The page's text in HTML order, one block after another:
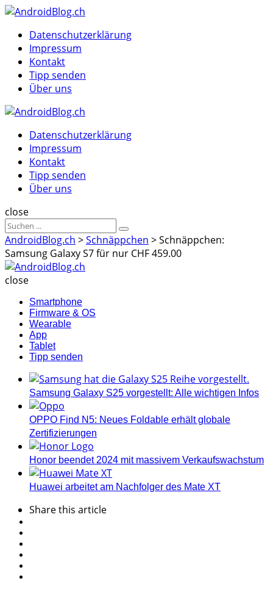
Menu
MenuDatenschutzerklärung
Impressum
Kontakt
Tipp senden
Über uns
Datenschutzerklärung
Impressum
Kontakt
Tipp senden
Über uns
Suche
close
Sucheergebnisse
für
Suche
AndroidBlog.ch >Schnäppchen >Schnäppchen:
Samsung Galaxy S7 für nur CHF 459.00
close
Smartphone
Firmware & OS
Wearable
App
Tablet
Tipp senden
Samsung Galaxy S25 vorgestellt: Alle wichtigen Infos
OPPO Find N5: Neues Foldable erhält globale
Zertifizierungen
Honor beendet 2024 mit massivem Verkaufswachstum
Huawei arbeitet am Nachfolger des Mate XT
Sharethis article